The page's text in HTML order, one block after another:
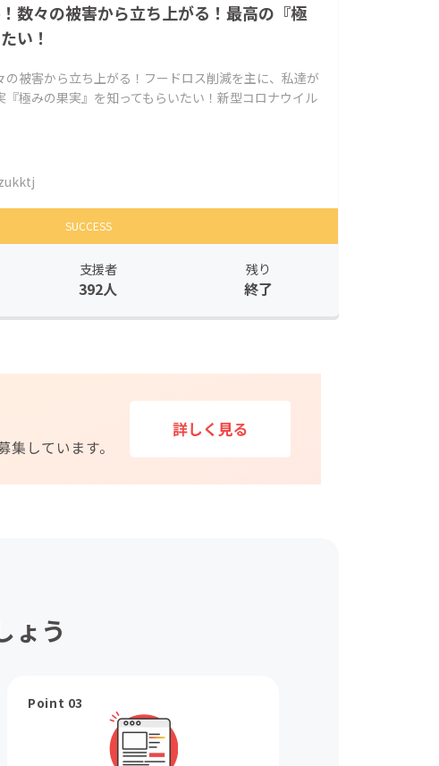
数々の被害から立ち上がる！最高の『極
い！
の被害から立ち上がる！フードロス削減を主に、私達が
極みの果実』を知ってもらいたい！新型コロナウイル
SUCCESS
支援者
392人
残り
終了
ょう
Point 03